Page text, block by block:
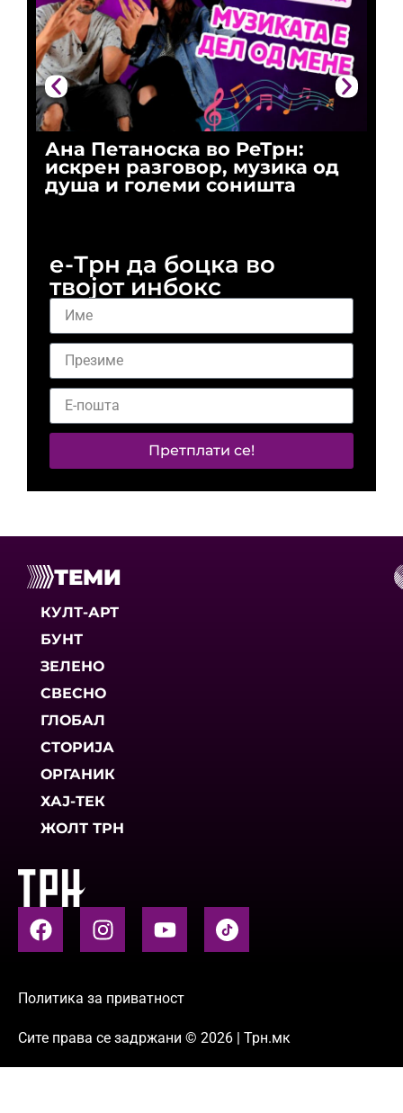
Ана Петаноска во РеТрн:
искрен разговор, музика од
душа и големи соништа
е-Трн да боцка во
твојот инбокс
Претплати се!
ТЕМИ
КУЛТ-АРТ
БУНТ
ЗЕЛЕНО
СВЕСНО
ГЛОБАЛ
СТОРИЈА
ОРГАНИК
ХАЈ-ТЕК
ЖОЛТ ТРН
Политика за приватност
Сите права се задржани © 2026 | Трн.мк